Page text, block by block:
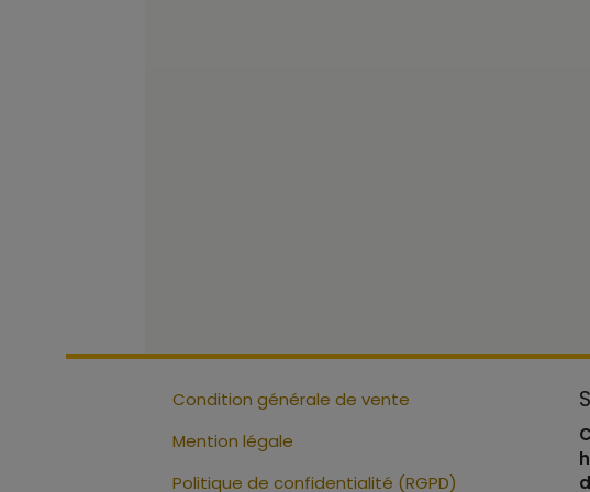
Condition générale de vente
Mention légale
Politique de confidentialité (RGPD)